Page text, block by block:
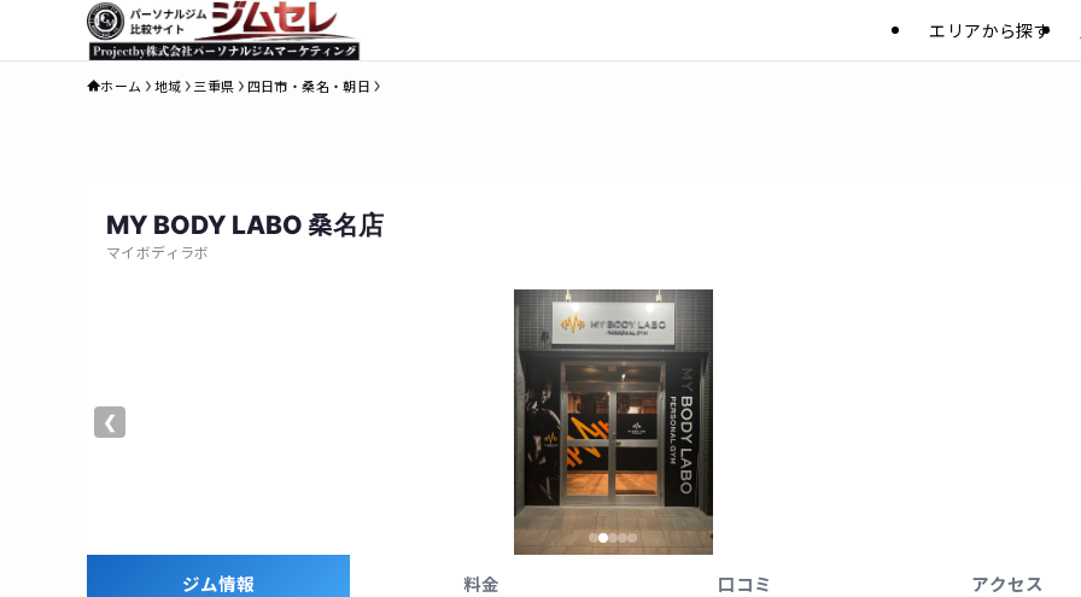
エリアから探す
ホーム 地域 三重県 四日市・桑名・朝日
MY BODY LABO 桑名店
マイボディラボ
❮
ジム情報 料金 口コミ アクセス